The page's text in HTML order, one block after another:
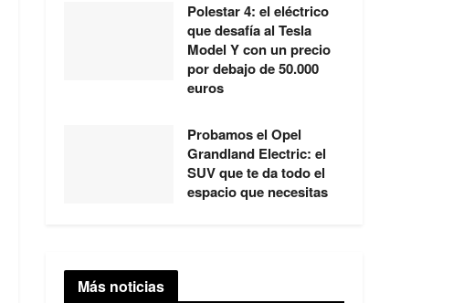
Polestar 4: el eléctrico
que desafía al Tesla
Model Y con un precio
por debajo de 50.000
euros
Probamos el Opel
Grandland Electric: el
SUV que te da todo el
espacio que necesitas
Más noticias